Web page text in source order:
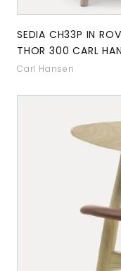
SEDIA CH33P IN
THOR 300 CARL
Carl Hansen